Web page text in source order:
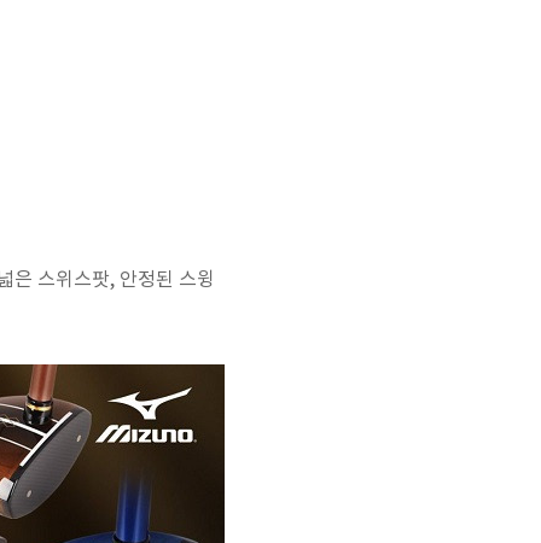
은 스위스팟, 안정된 스윙